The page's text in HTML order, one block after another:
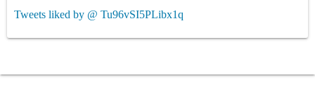
Tweets liked by @ Tu96vSI5PLibx1q